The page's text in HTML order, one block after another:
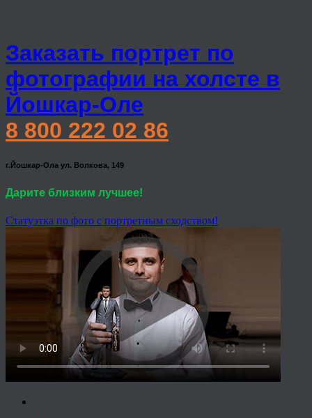
Заказать портрет по
фотографии на холсте в
Йошкар-Оле
8 800 222 02 86
г.Йошкар-Ола ул. Волкова, 149
Дарите близким лучшее!
Статуэтка по фото с портретным сходством!